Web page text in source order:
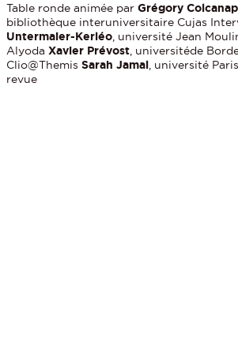
Table ronde animée parGrégory
bibliothèque interuniversitaire Cujas
Untermaier-Kerléo , université Jean
AlyodaXavier Prévost , universitéde
Clio@ThemisSarah Jamal , université
revue